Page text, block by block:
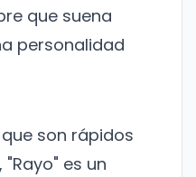
que suena
personalidad
son rápidos
es un